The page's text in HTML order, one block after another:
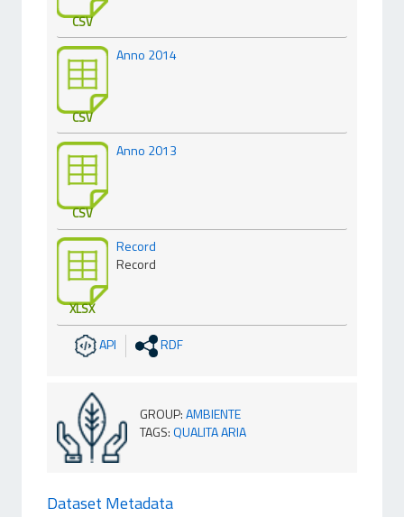
CSV
CSV
Anno 2014
CSV
Anno 2013
XLSX
Record
Record
API RDF
GROUP:AMBIENTE
TAGS:QUALITA ARIA
Dataset Metadata